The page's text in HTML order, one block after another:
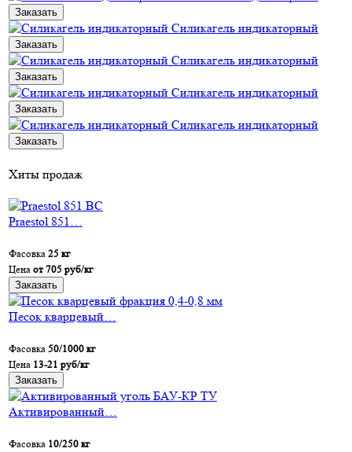
Заказать
Силикагель индикаторный
Заказать
Силикагель индикаторный
Заказать
Силикагель индикаторный
Заказать
Силикагель индикаторный
Заказать
Хиты продаж
Praestol 851…
Фасовка 25 кг
Цена от 705 руб/кг
Заказать
Песок кварцевый…
Фасовка 50/1000 кг
Цена 13-21 руб/кг
Заказать
Активированный…
Фасовка 10/250 кг